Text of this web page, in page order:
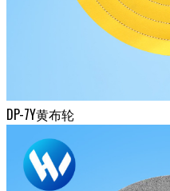
DP-7Y黄布轮